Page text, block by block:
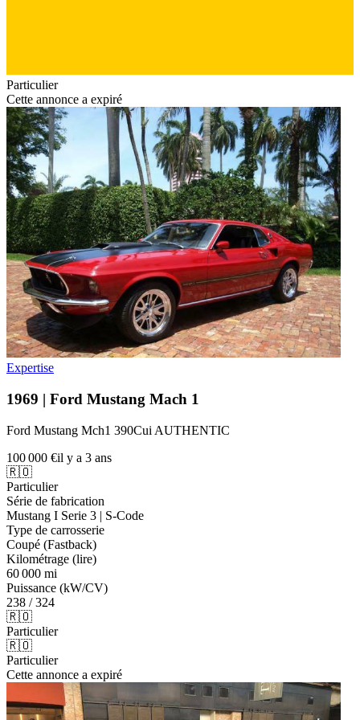
Particulier
Cette annonce a expiré
Expertise
1969 | Ford Mustang Mach 1
Ford Mustang Mch1 390Cui AUTHENTIC
100 000 €il y a 3 ans
🇷🇴
Particulier
Série de fabrication
Mustang I Serie 3 | S-Code
Type de carrosserie
Coupé (Fastback)
Kilométrage (lire)
60 000 mi
Puissance (kW/CV)
238 / 324
🇷🇴
Particulier
🇷🇴
Particulier
Cette annonce a expiré